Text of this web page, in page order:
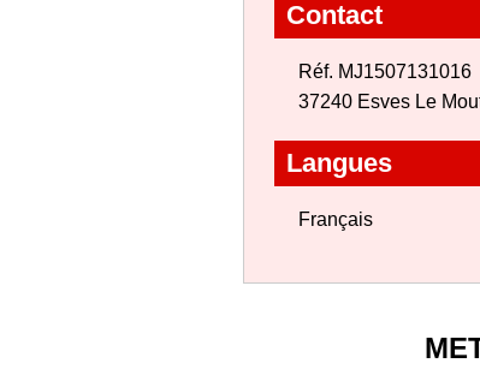
Contact
Réf. MJ1507131016
37240 Esves Le
Langues
Français